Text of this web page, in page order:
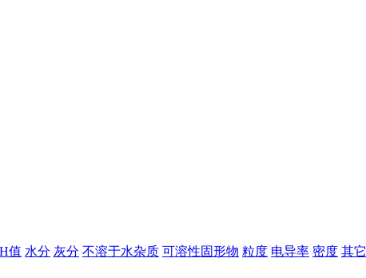
值 水分 灰分 不溶于水杂质 可溶性固形物 粒度 电导率 密度 其它